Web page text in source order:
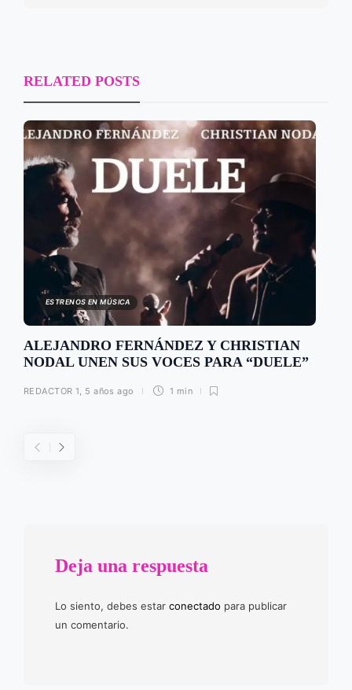
RELATED POSTS
ESTRENOS EN MÚSICA
ALEJANDRO FERNÁNDEZ Y CHRISTIAN
NODAL UNEN SUS VOCES PARA “DUELE”
REDACTOR 1 5 años ago 1 min
Deja una respuesta
Lo siento, debes estar conectado para publicar
un comentario.